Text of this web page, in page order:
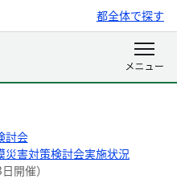
都全体で探す
討会
害対策検討会実施状況
開催）